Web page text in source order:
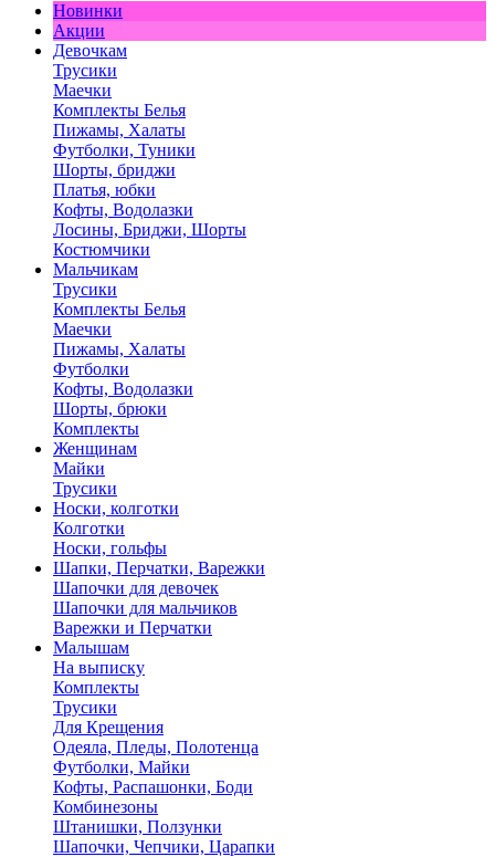
Новинки
Акции
Девочкам
Трусики
Маечки
Комплекты Белья
Пижамы, Халаты
Футболки, Туники
Шорты, бриджи
Платья, юбки
Кофты, Водолазки
Лосины, Бриджи, Шорты
Костюмчики
Мальчикам
Трусики
Комплекты Белья
Маечки
Пижамы, Халаты
Футболки
Кофты, Водолазки
Шорты, брюки
Комплекты
Женщинам
Майки
Трусики
Носки, колготки
Колготки
Носки, гольфы
Шапки, Перчатки, Варежки
Шапочки для девочек
Шапочки для мальчиков
Варежки и Перчатки
Малышам
На выписку
Комплекты
Трусики
Для Крещения
Одеяла, Пледы, Полотенца
Футболки, Майки
Кофты, Распашонки, Боди
Комбинезоны
Штанишки, Ползунки
Шапочки, Чепчики, Царапки